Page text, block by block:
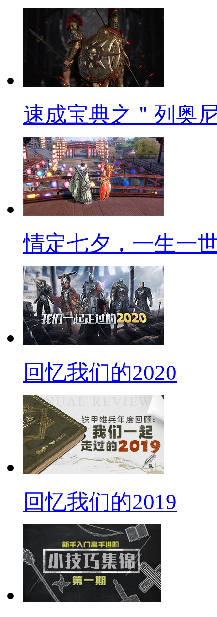
速成宝典之＂列奥
情定七夕，一生一
回忆我们的2020
回忆我们的2019